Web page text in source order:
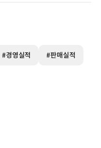
#경영실적 #판매실적